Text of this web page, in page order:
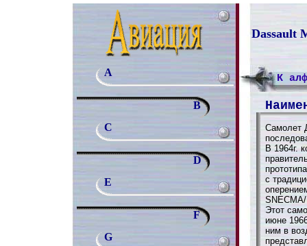
Dassault
A
B
C
D
E
F
G
К
Самолет
В 1964г.
с
Этот
июне
ним в